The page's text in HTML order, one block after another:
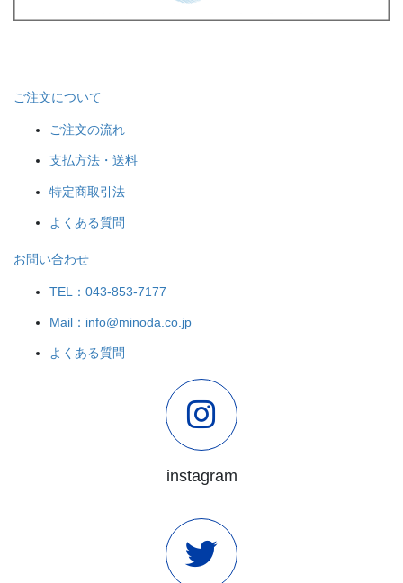
ご注文について
ご注文の流れ
支払方法・送料
特定商取引法
よくある質問
お問い合わせ
TEL：043-853-7177
Mail：info@minoda.co.jp
よくある質問
instagram